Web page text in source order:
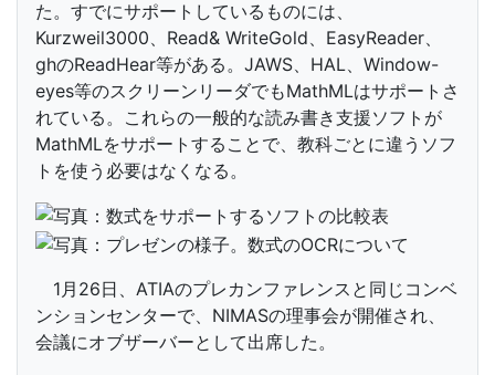
た。すでにサポートしているものには、
Kurzweil3000、Read& WriteGold、EasyReader、
ghのReadHear等がある。JAWS、HAL、Window-
eyes等のスクリーンリーダでもMathMLはサポートさ
れている。これらの一般的な読み書き支援ソフトが
MathMLをサポートすることで、教科ごとに違うソフ
トを使う必要はなくなる。
1月26日、ATIAのプレカンファレンスと同じコンベ
ンションセンターで、NIMASの理事会が開催され、
会議にオブザーバーとして出席した。